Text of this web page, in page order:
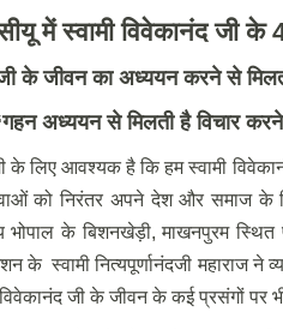
में स्वामी विवेकानंद जी
के जीवन का अध्ययन करने से
गहन अध्ययन से मिलती है विचार
के लिए आवश्यक है कि हम स्वामी
को निरंतर अपने देश और समाज के
भोपाल के बिशनखेड़ी, माखनपुरम
के स्वामी नित्यपूर्णानंदजी महाराज ने
जी के जीवन के कई प्रसंगों पर